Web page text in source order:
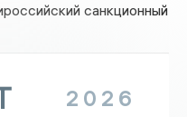
санкционный
2026